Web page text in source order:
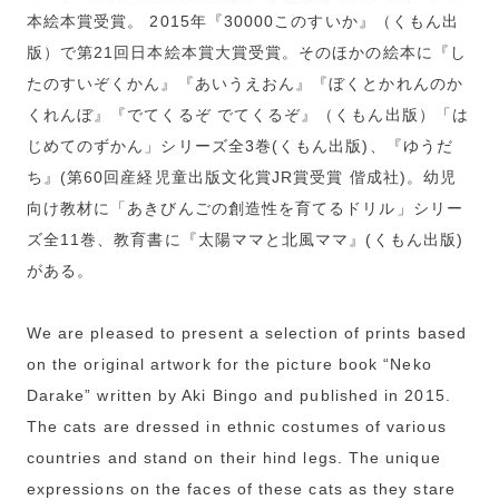
本絵本賞受賞。 2015年『30000このすいか』（くもん出
版）で第21回日本絵本賞大賞受賞。そのほかの絵本に『し
たのすいぞくかん』『あいうえおん』『ぼくとかれんのか
くれんぼ』『でてくるぞ でてくるぞ』（くもん出版）「は
じめてのずかん」シリーズ全3巻(くもん出版)、『ゆうだ
ち』(第60回産経児童出版文化賞JR賞受賞 偕成社)。幼児
向け教材に「あきびんごの創造性を育てるドリル」シリー
ズ全11巻、教育書に『太陽ママと北風ママ』(くもん出版)
がある。
We are pleased to present a selection of prints based
on the original artwork for the picture book “Neko
Darake” written by Aki Bingo and published in 2015.
The cats are dressed in ethnic costumes of various
countries and stand on their hind legs. The unique
expressions on the faces of these cats as they stare